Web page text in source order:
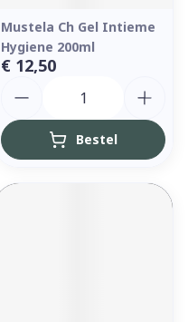
Mustela Ch Gel Intieme
Hygiene 200ml
€ 12,50
Bestel